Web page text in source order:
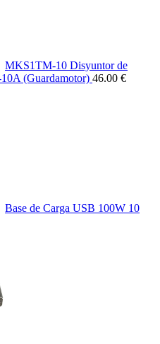
MKS1TM-10 Disyuntor de
(Guardamotor) 46.00 €
Base de Carga USB 100W 10